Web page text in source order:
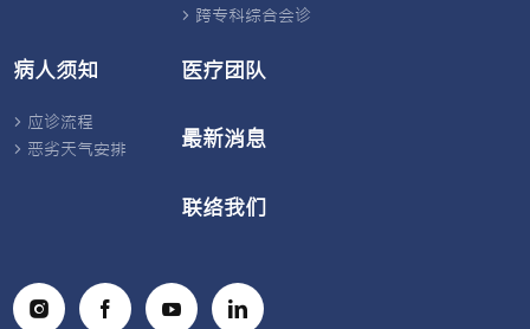
跨专科综合会诊
病人须知
应诊流程
恶劣天气安排
医疗团队
最新消息
联络我们